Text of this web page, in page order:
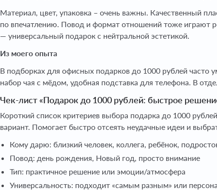
Материал, цвет, упаковка – очень важны. Качественный
по впечатлению. Повод и формат отношений тоже
— универсальный подарок с нейтральной эстетикой.
Из моего опыта
В подборках для офисных подарков до 1000 рублей
набор чая с мёдом, удобная подставка для телефона. В
Чек-лист «Подарок до 1000 рублей: быстрое
Короткий список критериев выбора подарка до 1000
вариант. Помогает быстро отсеять неудачные идеи и
Кому дарю: близкий человек, коллега, ребёнок,
Повод: день рождения, Новый год, просто внимание
Тип: практичное решение или эмоции/атмосфера
Универсальность: подходит «самым разным» или